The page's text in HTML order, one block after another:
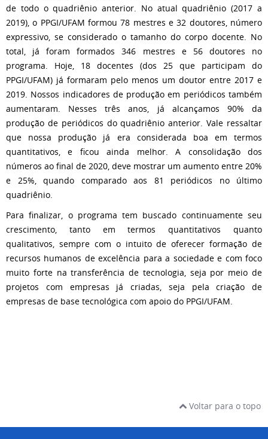
de todo o quadriênio anterior. No atual quadriênio (2017 a
2019), o PPGI/UFAM formou 78 mestres e 32 doutores, número
expressivo, se considerado o tamanho do corpo docente. No
total, já foram formados 346 mestres e 56 doutores no
programa. Hoje, 18 docentes (dos 25 que participam do
PPGI/UFAM) já formaram pelo menos um doutor entre 2017 e
2019. Nossos indicadores de produção em periódicos também
aumentaram. Nesses três anos, já alcançamos 90% da
produção de periódicos do quadriênio anterior. Vale ressaltar
que nossa produção já era considerada boa em termos
quantitativos, e ficou ainda melhor. A consolidação dos
números ao final de 2020, deve mostrar um aumento entre 20%
e 25%, quando comparado aos 81 periódicos no último
quadriênio.
Para finalizar, o programa tem buscado continuamente seu
crescimento, tanto em termos quantitativos quanto
qualitativos, sempre com o intuito de oferecer formação de
recursos humanos de excelência para a sociedade e com foco
muito forte na transferência de tecnologia, seja por meio de
projetos com empresas já criadas, seja pela criação de
empresas de base tecnológica com apoio do PPGI/UFAM.
Voltar para o topo